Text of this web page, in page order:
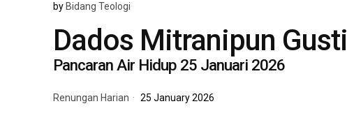
by Bidang Teologi
Dados Mitranipun Gusti
Pancaran Air Hidup 25 Januari 2026
Renungan Harian 25 January 2026